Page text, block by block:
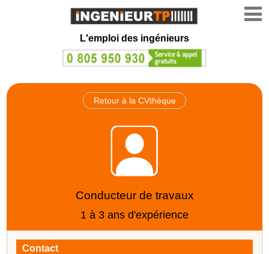
L'emploi des ingénieurs
Retour à la CVthèque
Conducteur de travaux
1 à 3 ans d'expérience
Contact